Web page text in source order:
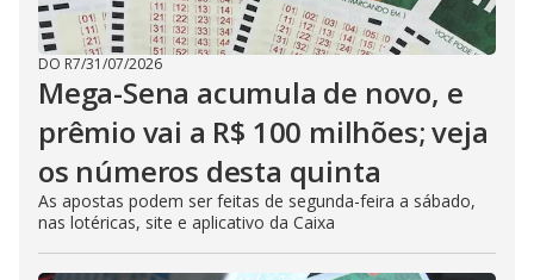
DO R7/31/07/2026
Mega-Sena acumula de novo, e
prêmio vai a R$ 100 milhões; veja
os números desta quinta
As apostas podem ser feitas de segunda-feira a sábado,
nas lotéricas, site e aplicativo da Caixa